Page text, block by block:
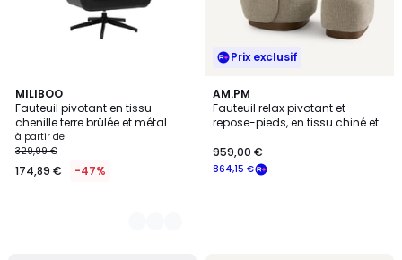
MILIBOO
Fauteuil pivotant en tissu
chenille terre brûlée et métal
noir JONAH
à partir de
329,99 €
174,89 € -47%
6
Couleurs
Prix exclusif
AM.PM
Fauteuil relax pivotant et
repose-pieds, en tissu chiné et
864,15 €
959,00 €